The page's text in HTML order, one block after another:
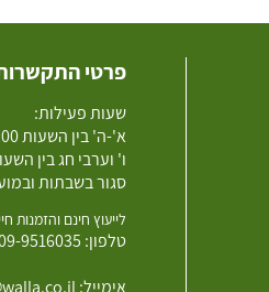
פרטי
שעות פעילות:
א'-ה' בין השעות 08:30-20:00
ו' וערבי חג בין השעות 08:30-
סגור בשבתות
לייעוץ חינם והזמנות
טלפון: 9516035
אימייל: